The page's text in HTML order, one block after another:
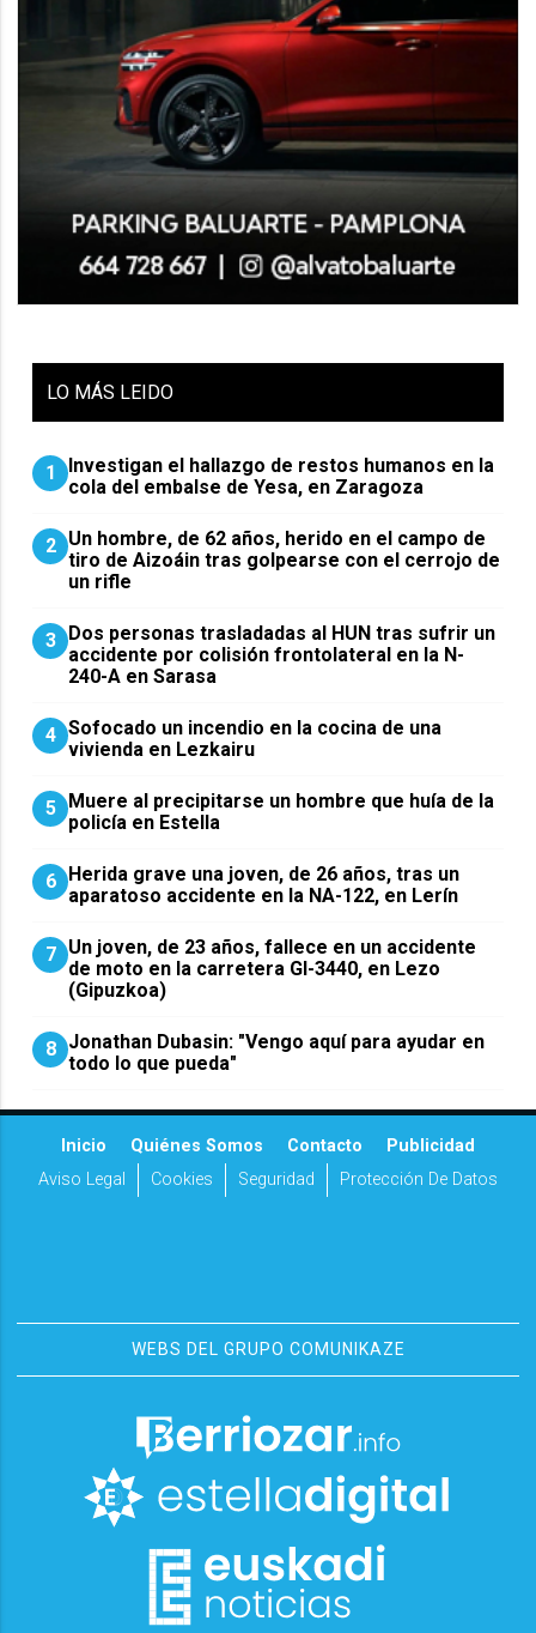
LO MÁS LEIDO
1
Investigan el hallazgo de restos humanos en la
cola del embalse de Yesa, en Zaragoza
2 Un hombre, de 62 años, herido en el campo de
tiro de Aizoáin tras golpearse con el cerrojo de
un rifle
3 ​Dos personas trasladadas al HUN tras sufrir un
accidente por colisión frontolateral en la N-
240-A en Sarasa
4 Sofocado un incendio en la cocina de una
vivienda en Lezkairu
5 Muere al precipitarse un hombre que huía de la
policía en Estella
6 Herida grave una joven, de 26 años, tras un
aparatoso accidente en la NA-122, en Lerín
7 Un joven, de 23 años, fallece en un accidente
de moto en la carretera GI-3440, en Lezo
(Gipuzkoa)
8 Jonathan Dubasin: "Vengo aquí para ayudar en
todo lo que pueda"
Inicio Quiénes Somos Contacto
Publicidad
Aviso Legal
Cookies Seguridad Protección De Datos
WEBS DEL GRUPO COMUNIKAZE